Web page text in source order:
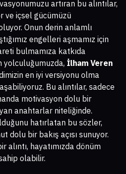
artıran bu alıntılar,
ve içsel gücümüzü
Onun derin anlamlı
engelleri aşmamız için
bulmamıza katkıda
yolculuğumuzda, İlham Veren
en iyi versiyonu olma
Bu alıntılar, sadece
motivasyon dolu bir
anahtarlar niteliğinde.
hatırlatan bu sözler,
dolu bir bakış açısı sunuyor.
alıntı, hayatımızda dönüm
olabilir.